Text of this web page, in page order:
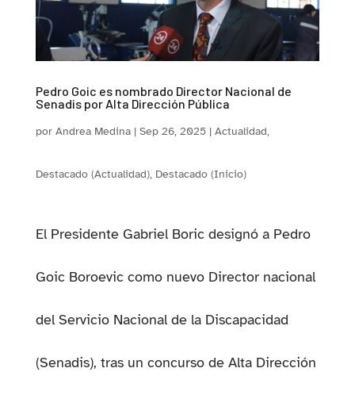
Pedro Goic es nombrado Director Nacional de
Senadis por Alta Dirección Pública
por Andrea Medina| Sep 26, 2025| Actualidad,
Destacado (Actualidad), Destacado (Inicio)
El Presidente Gabriel Boric designó a Pedro
Goic Boroevic como nuevo Director nacional
del Servicio Nacional de la Discapacidad
(Senadis), tras un concurso de Alta Dirección